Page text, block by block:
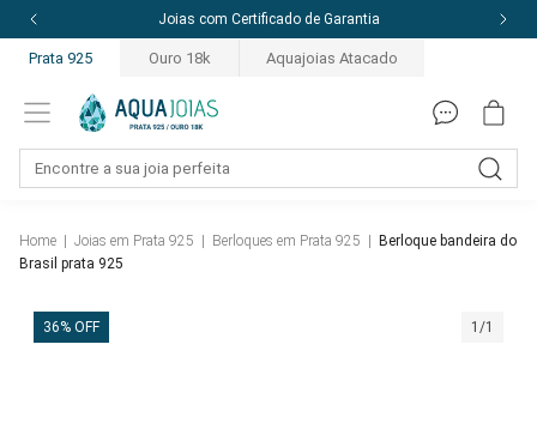
Joias com Certificado de Garantia
Prata 925 Ouro 18k Aquajoias Atacado
Home Joias em Prata 925 Berloques em Prata 925
Berloque bandeira do
Brasil prata 925
36% OFF 1/1